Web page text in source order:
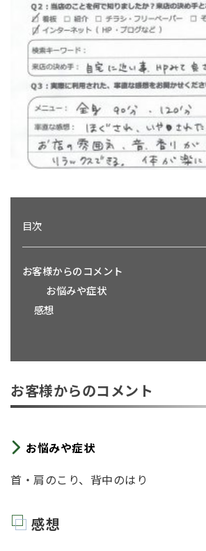
目次
お客様からのコメント
お悩みや症状
感想
お客様からのコメント
お悩みや症状
首・肩のこり、背中のはり
感想